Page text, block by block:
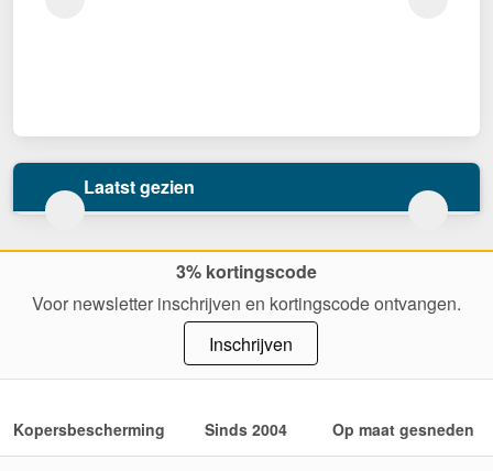
Laatst gezien
3% kortingscode
Voor newsletter inschrijven en kortingscode ontvangen.
Inschrijven
Kopersbescherming Sinds 2004 Op maat gesneden